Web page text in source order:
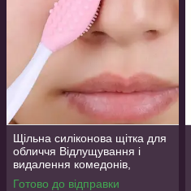
Щільна силіконова щітка для
обличчя Відлущування і
видалення комедонів,
текстурна поверхня
Готово до відправки